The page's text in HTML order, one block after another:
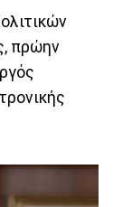
πρώην